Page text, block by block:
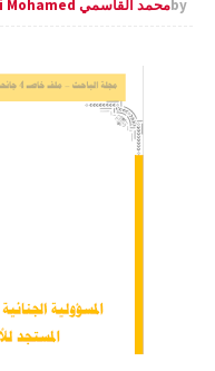
byمحمد القاسمي Al kacimi Mohamed